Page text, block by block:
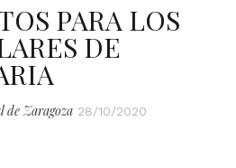
PARA LOS
DE
de Zaragoza 28/10/2020